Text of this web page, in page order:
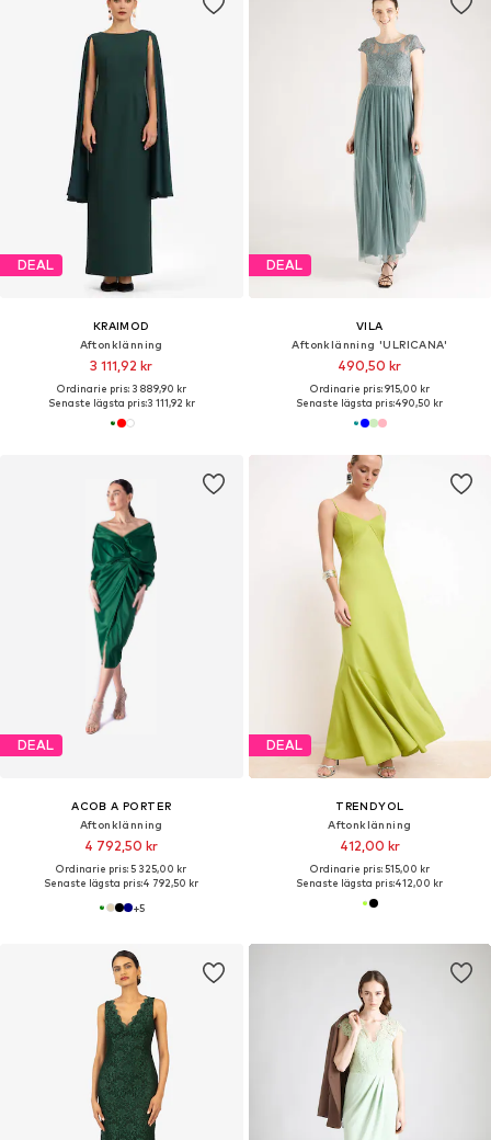
DEAL
KRAIMOD
Aftonklänning
3 111,92 kr
Ordinarie pris: 3 889,90 kr
Senaste lägsta pris:3 111,92 kr
DEAL
VILA
Aftonklänning 'ULRICANA'
490,50 kr
Ordinarie pris: 915,00 kr
Senaste lägsta pris:490,50 kr
DEAL
ACOB A PORTER
Aftonklänning
4 792,50 kr
Ordinarie pris: 5 325,00 kr
Senaste lägsta pris:4 792,50 kr
+5
DEAL
TRENDYOL
Aftonklänning
412,00 kr
Ordinarie pris: 515,00 kr
Senaste lägsta pris:412,00 kr